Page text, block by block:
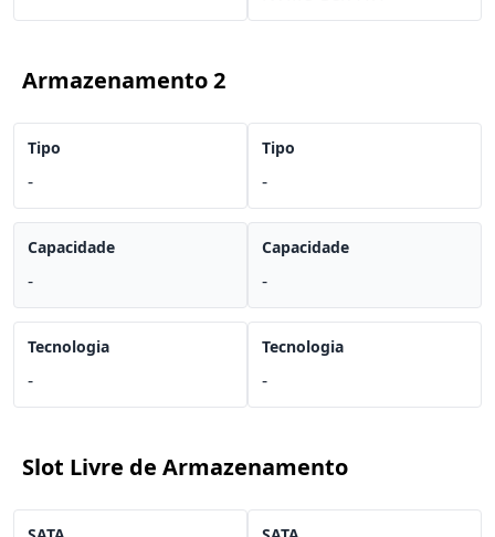
Armazenamento 2
Tipo
-
Capacidade
-
Tecnologia
-
Tipo
-
Capacidade
-
Tecnologia
-
Slot Livre de Armazenamento